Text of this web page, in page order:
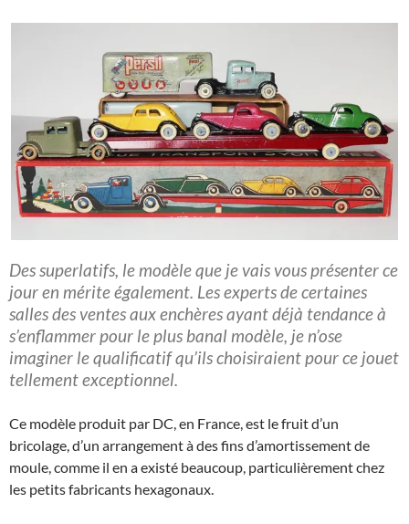
Des superlatifs, le modèle que je vais vous présenter ce
jour en mérite également. Les experts de certaines
salles des ventes aux enchères ayant déjà tendance à
s’enflammer pour le plus banal modèle, je n’ose
imaginer le qualificatif qu’ils choisiraient pour ce jouet
tellement exceptionnel.
Ce modèle produit par DC, en France, est le fruit d’un
bricolage, d’un arrangement à des fins d’amortissement de
moule, comme il en a existé beaucoup, particulièrement chez
les petits fabricants hexagonaux.